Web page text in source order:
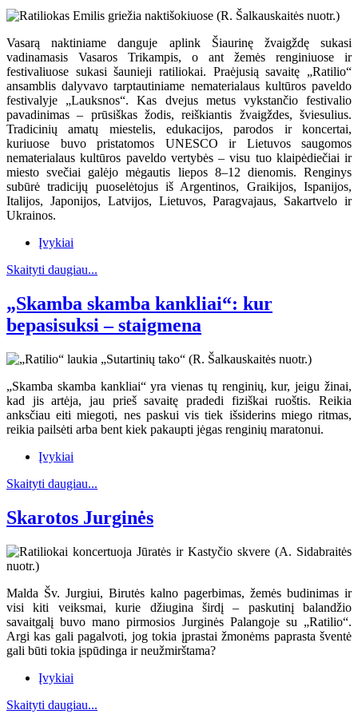
Vasarą naktiniame danguje aplink Šiaurinę žvaigždę sukasi
vadinamasis Vasaros Trikampis, o ant žemės renginiuose ir
festivaliuose sukasi šaunieji ratiliokai. Praėjusią savaitę „Ratilio“
ansamblis dalyvavo tarptautiniame nematerialaus kultūros paveldo
festivalyje „Lauksnos“. Kas dvejus metus vykstančio festivalio
pavadinimas – prūsiškas žodis, reiškiantis žvaigždes, šviesulius.
Tradicinių amatų miestelis, edukacijos, parodos ir koncertai,
kuriuose buvo pristatomos UNESCO ir Lietuvos saugomos
nematerialaus kultūros paveldo vertybės – visu tuo klaipėdiečiai ir
miesto svečiai galėjo mėgautis liepos 8–12 dienomis. Renginys
subūrė tradicijų puoselėtojus iš Argentinos, Graikijos, Ispanijos,
Italijos, Japonijos, Latvijos, Lietuvos, Paragvajaus, Sakartvelo ir
Ukrainos.
Įvykiai
Skaityti daugiau...
„Skamba skamba kankliai“: kur
bepasisuksi – staigmena
„Skamba skamba kankliai“ yra vienas tų renginių, kur, jeigu žinai,
kad jis artėja, jau prieš savaitę pradedi fiziškai ruoštis. Reikia
anksčiau eiti miegoti, nes paskui vis tiek išsiderins miego ritmas,
reikia pailsėti arba bent kiek pakaupti jėgas renginių maratonui.
Įvykiai
Skaityti daugiau...
Skarotos Jurginės
Malda Šv. Jurgiui, Birutės kalno pagerbimas, žemės budinimas ir
visi kiti veiksmai, kurie džiugina širdį – paskutinį balandžio
savaitgalį buvo mano pirmosios Jurginės Palangoje su „Ratilio“.
Argi kas gali pagalvoti, jog tokia įprastai žmonėms paprasta šventė
gali būti tokia įspūdinga ir neužmirštama?
Įvykiai
Skaityti daugiau...